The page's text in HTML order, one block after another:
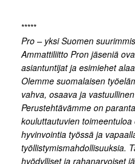
*****
Pro – yksi Suomen
Ammattiliitto Pron jäseniä
asiantuntijat ja esimiehet
Olemme suomalaisen
vahva, osaava ja
Perustehtävämme on
kouluttautuvien
hyvinvointia työssä ja
työllistymismahdollisuuksia.
hyödylliset ja rahanarvoiset